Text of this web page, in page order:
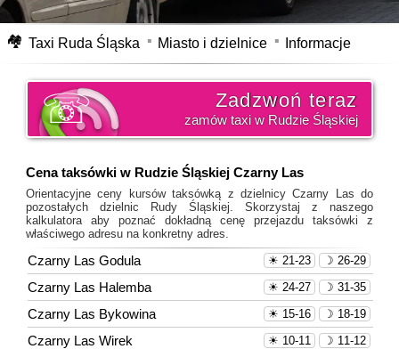
🏘 Taxi Ruda Śląska Miasto i dzielnice Informacje
Zadzwoń teraz
zamów taxi w Rudzie Śląskiej
Cena taksówki w Rudzie Śląskiej Czarny Las
Orientacyjne ceny kursów taksówką z dzielnicy Czarny Las do
pozostałych dzielnic Rudy Śląskiej. Skorzystaj z naszego
kalkulatora aby poznać dokładną cenę przejazdu taksówki z
właściwego adresu na konkretny adres.
Czarny Las Godula ☽ 26-29
☀ 21-23
Czarny Las Halemba ☽ 31-35
☀ 24-27
Czarny Las Bykowina ☽ 18-19
☀ 15-16
Czarny Las Wirek ☽ 11-12
☀ 10-11